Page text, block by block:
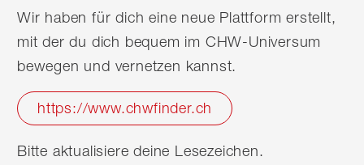
Wir haben für dich eine neue Plattform erstellt,
mit der du dich bequem im CHW-Universum
bewegen und vernetzen kannst.
https://www.chwfinder.ch
Bitte aktualisiere deine Lesezeichen.